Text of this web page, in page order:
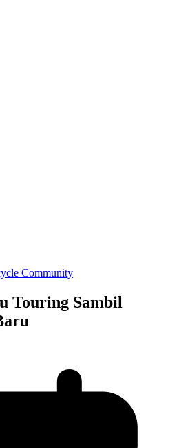
Community
Touring Sambil